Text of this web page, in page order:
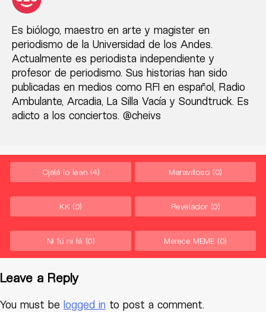
Es biólogo, maestro en arte y magister en
periodismo de la Universidad de los Andes.
Actualmente es periodista independiente y
profesor de periodismo. Sus historias han sido
publicadas en medios como RFI en español, Radio
Ambulante, Arcadia, La Silla Vacía y Soundtruck. Es
adicto a los conciertos. @cheivs
Ojalá lo lean (4) Maravilloso (0)
KK (0) Revelador (0)
Ni fú ni fá (0) Merece MEME (0)
Leave a Reply
You must be logged in to post a comment.